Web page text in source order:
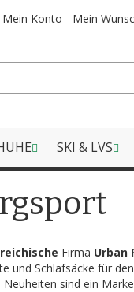
Mein Konto Mein
SKI & LVS
Firma Urban
und Schlafsäcke für
sind ein